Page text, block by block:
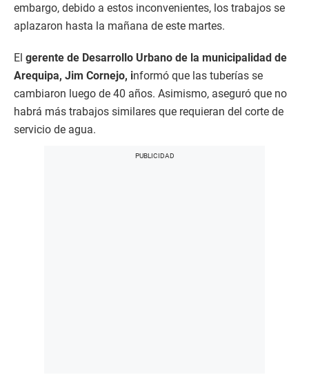
embargo, debido a estos inconvenientes, los trabajos se
aplazaron hasta la mañana de este martes.
El gerente de Desarrollo Urbano de la municipalidad de
Arequipa, Jim Cornejo, informó que las tuberías se
cambiaron luego de 40 años. Asimismo, aseguró que no
habrá más trabajos similares que requieran del corte de
servicio de agua.